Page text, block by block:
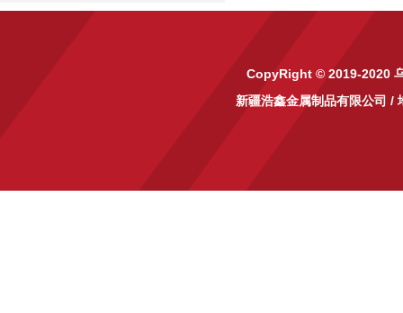
CopyRight © 2019-2020
新疆浩鑫金属制品有限公司 /